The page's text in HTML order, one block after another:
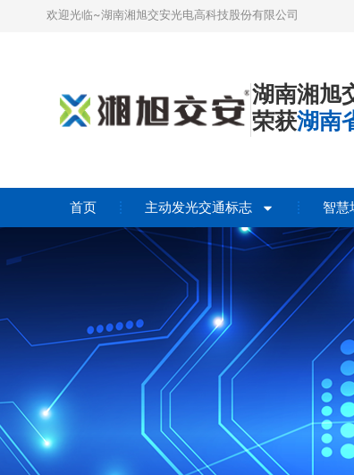
欢迎光临~湖南湘旭交安光电高科技股份有限公司
湖南湘旭
荣获湖南
首页 主动发光交通标志 智慧